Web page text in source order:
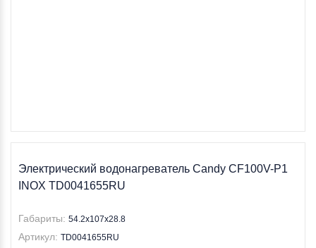
Электрический водонагреватель Candy CF100V-P1
INOX TD0041655RU
Габариты: 54.2х107х28.8
Артикул: TD0041655RU